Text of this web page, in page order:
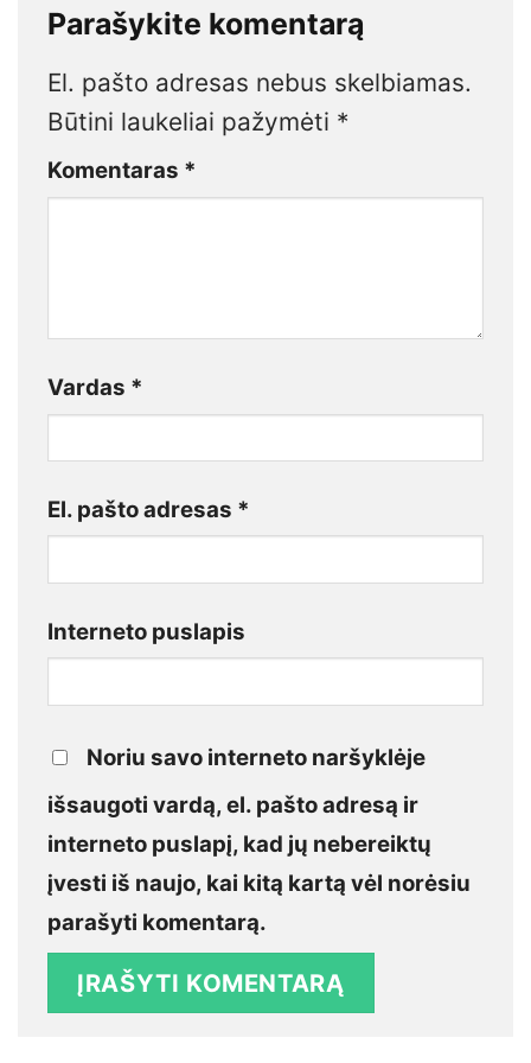
Parašykite komentarą
El. pašto adresas nebus skelbiamas.
Būtini laukeliai pažymėti *
Komentaras *
Vardas *
El. pašto adresas *
Interneto puslapis
Noriu savo interneto naršyklėje
išsaugoti vardą, el. pašto adresą ir
interneto puslapį, kad jų nebereiktų
įvesti iš naujo, kai kitą kartą vėl norėsiu
parašyti komentarą.